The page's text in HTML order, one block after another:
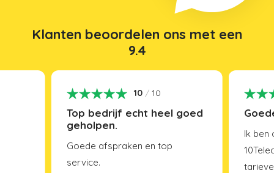
Klanten beoordelen ons met een
9.4
10 /10
Top bedrijf echt heel goed
geholpen.
Goede afspraken en top
service.
Ik ben